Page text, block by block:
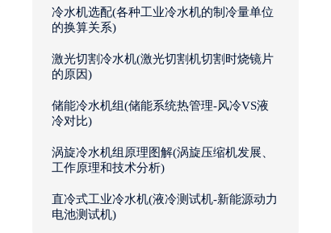
冷水机选配(各种工业冷水机的制冷量单位
的换算关系)
激光切割冷水机(激光切割机切割时烧镜片
的原因)
储能冷水机组(储能系统热管理-风冷VS液
冷对比)
涡旋冷水机组原理图解(涡旋压缩机发展、
工作原理和技术分析)
直冷式工业冷水机(液冷测试机-新能源动力
电池测试机)